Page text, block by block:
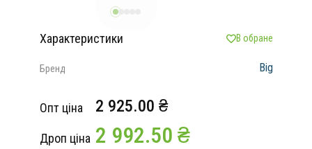
Характеристики В обране
Бренд Big
Опт ціна 2 925.00 ₴
Дроп ціна 2 992.50 ₴